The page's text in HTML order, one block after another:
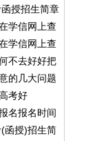
授招生简章
学信网上查
学信网上查
不去好好把
的几大问题
考好
名报名时间
函授)招生简